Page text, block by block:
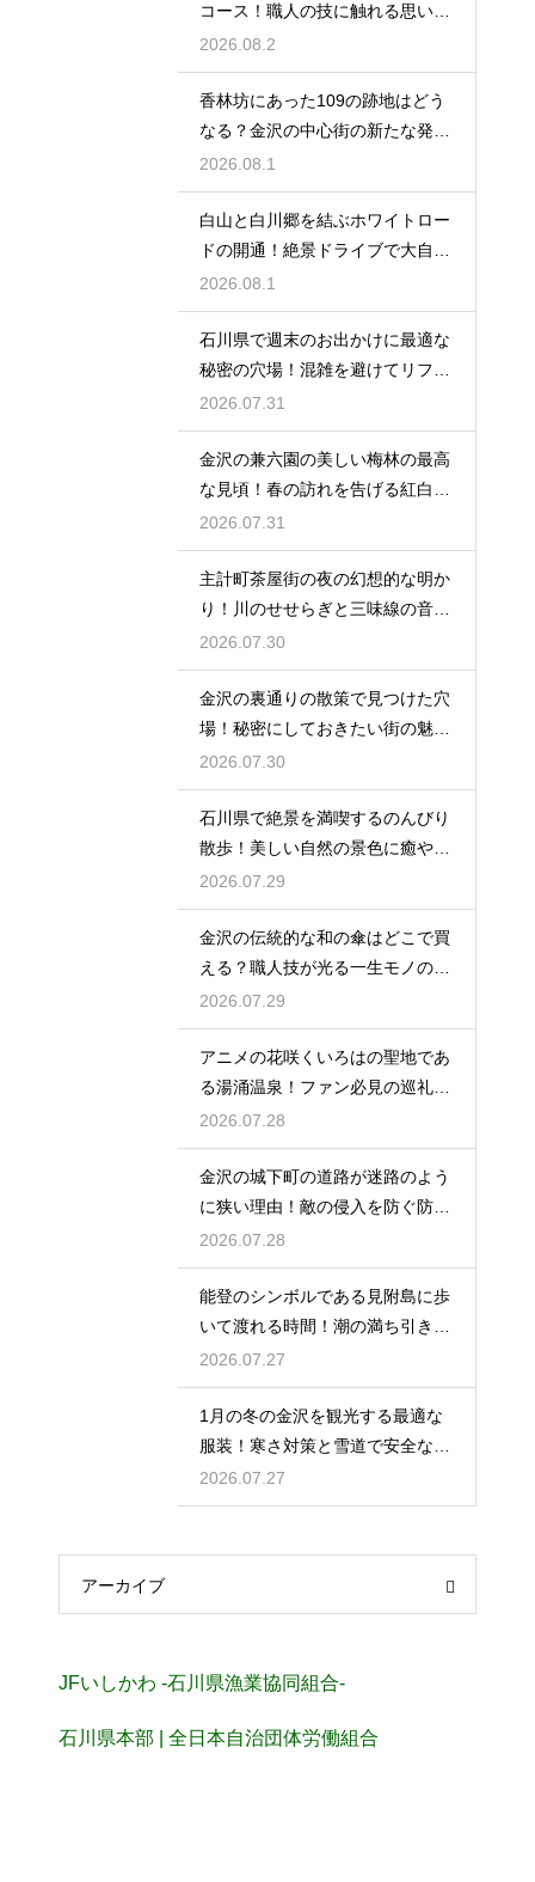
コース！職人の技に触れる思い出
作りの旅
2026.08.2
香林坊にあった109の跡地はどう
なる？金沢の中心街の新たな発展
と未来
2026.08.1
白山と白川郷を結ぶホワイトロー
ドの開通！絶景ドライブで大自然
を満喫
2026.08.1
石川県で週末のお出かけに最適な
秘密の穴場！混雑を避けてリフレ
ッシュ
2026.07.31
金沢の兼六園の美しい梅林の最高
な見頃！春の訪れを告げる紅白の
花の絶景
2026.07.31
主計町茶屋街の夜の幻想的な明か
り！川のせせらぎと三味線の音色
に酔う
2026.07.30
金沢の裏通りの散策で見つけた穴
場！秘密にしておきたい街の魅力
を大発見
2026.07.30
石川県で絶景を満喫するのんびり
散歩！美しい自然の景色に癒やさ
れる休日
2026.07.29
金沢の伝統的な和の傘はどこで買
える？職人技が光る一生モノの工
芸品
2026.07.29
アニメの花咲くいろはの聖地であ
る湯涌温泉！ファン必見の巡礼ス
ポット
2026.07.28
金沢の城下町の道路が迷路のよう
に狭い理由！敵の侵入を防ぐ防衛
の知恵
2026.07.28
能登のシンボルである見附島に歩
いて渡れる時間！潮の満ち引きが
生む奇跡
2026.07.27
1月の冬の金沢を観光する最適な
服装！寒さ対策と雪道で安全な靴
の選び方
2026.07.27
アーカイブ
JFいしかわ -石川県漁業協同組合-
石川県本部 | 全日本自治団体労働組合